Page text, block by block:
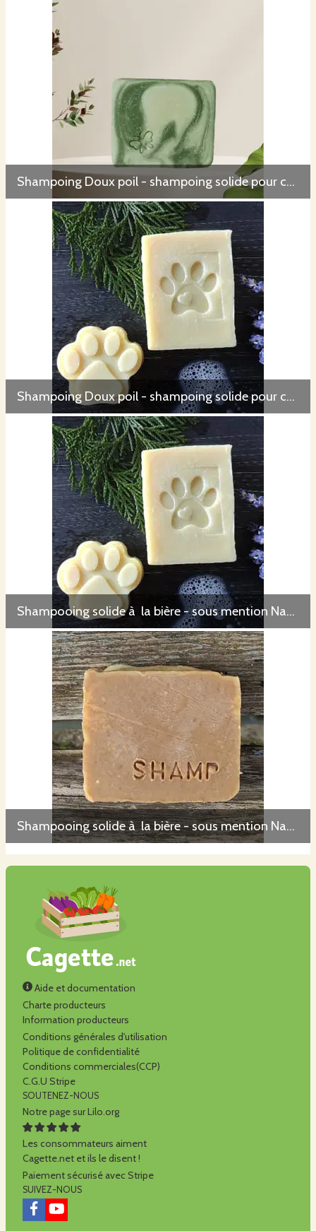
Shampoing Doux poil - shampoing solide pour chien sous mention Nature & Progrès
Shampoing Doux poil - shampoing solide pour chien sous mention Nature & Progrès
Shampooing solide à la bière - sous mention Nature et Progrès
Shampooing solide à la bière - sous mention Nature et Progrès
Aide et documentation
Charte producteurs
Information producteurs
Conditions générales d'utilisation
Politique de confidentialité
Conditions commerciales(CCP)
C.G.U Stripe
SOUTENEZ-NOUS
Notre page sur Lilo.org
Les consommateurs aiment
Cagette.net et ils le disent !
Paiement sécurisé avec Stripe
SUIVEZ-NOUS